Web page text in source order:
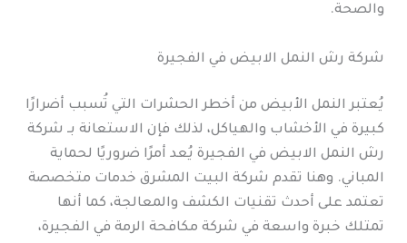
والصحة.
شركة رش النمل الابيض في الفجيرة
يُعتبر النمل الأبيض من أخطر الحشرات التي تُسبب أضرارًا
كبيرة في الأخشاب والهياكل، لذلك فإن الاستعانة بـ شركة
رش النمل الابيض في الفجيرة يُعد أمرًا ضروريًا لحماية
المباني. وهنا تقدم شركة البيت المشرق خدمات متخصصة
تعتمد على أحدث تقنيات الكشف والمعالجة، كما أنها
تمتلك خبرة واسعة في شركة مكافحة الرمة في الفجيرة،